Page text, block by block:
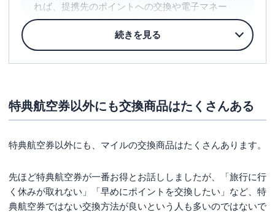
れば、提携先のポイントへの交換や電子マネー
「WAON」への交換のほか、JALと百貨店がセレ
クトした商品や日本各地の名産品などへ交換する
方法もあります。
10,000マイルあたり15,000円相当のポイントに交
換でき、他のポイントへの交換よりも交換率が高
く有効にマイルを交換できます。
る場合には目的を持って計画的に貯めることが大
切です。
特典航空券以外にも交換商品はたくさんある
特典航空券以外にも、マイルの交換商品はたくさんあります。
先ほど特典航空券が一番お得とお話ししましたが、「旅行に行
く休みが取れない」「早めにポイントを交換したい」など、特
典航空券ではない交換方法が良いという人も多いのではないで